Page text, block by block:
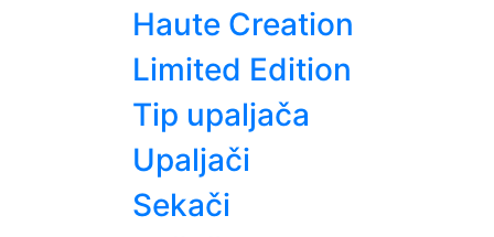
Haute Creation
Limited Edition
Tip upaljača
Upaljači
Sekači